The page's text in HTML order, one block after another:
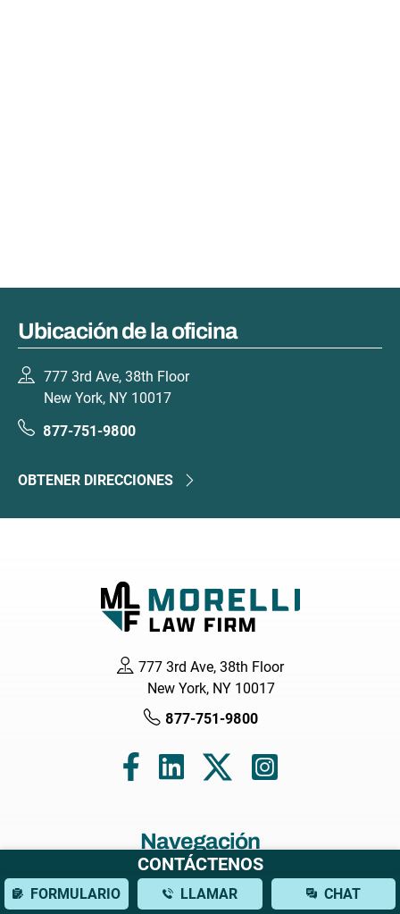
Ubicación de la oficina
777 3rd Ave, 38th Floor
New York, NY 10017
877-751-9800
OBTENER DIRECCIONES
777 3rd Ave, 38th Floor
New York, NY 10017
877-751-9800
Navegación
Hogar
CONTÁCTENOS
FORMULARIO LLAMAR CHAT